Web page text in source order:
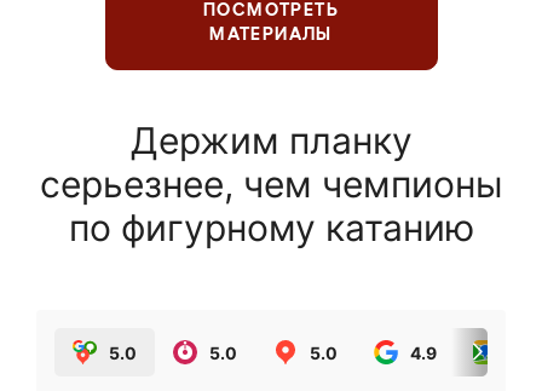
ПОСМОТРЕТЬ
МАТЕРИАЛЫ
Держим планку
серьезнее, чем чемпионы
по фигурному катанию
5.0 5.0 5.0 4.9